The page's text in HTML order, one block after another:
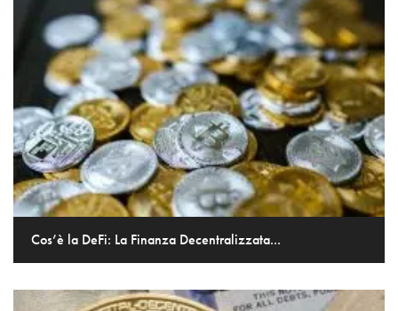
Cos’è la DeFi: La Finanza Decentralizzata...